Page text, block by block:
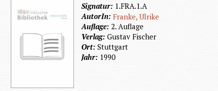
Signatur: 1.FRA.1.A
AutorIn:Franke, Ulrike
Auflage: 2. Auflage
Verlag:Gustav Fischer
Ort:Stuttgart
Jahr: 1990